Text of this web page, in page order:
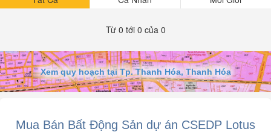
Từ 0 tới 0 của 0
Xem quy hoạch tại Tp. Thanh Hóa, Thanh Hóa
Mua Bán Bất Động Sản dự án CSEDP Lotus